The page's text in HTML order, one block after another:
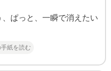
ぱっと、一瞬で消えたい
紙を読む